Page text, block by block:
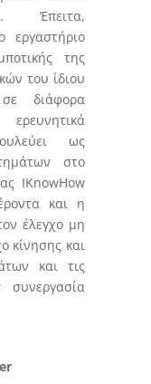
Έπειτα,
εργαστήριο
της
του ίδιου
σε διάφορα
ως
στο
IKnowHow
και η
έλεγχο μη
κίνησης και
και τις
συνεργασία